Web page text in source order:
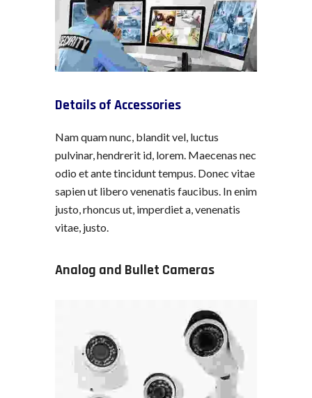
Details of Accessories
Nam quam nunc, blandit vel, luctus
pulvinar, hendrerit id, lorem. Maecenas nec
odio et ante tincidunt tempus. Donec vitae
sapien ut libero venenatis faucibus. In enim
justo, rhoncus ut, imperdiet a, venenatis
vitae, justo.
Analog and Bullet Cameras